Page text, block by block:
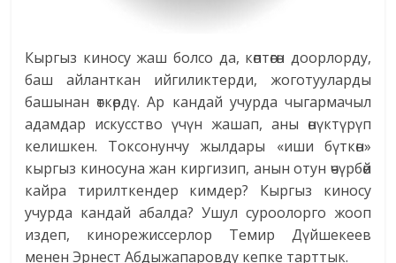
Кыргыз киносу жаш болсо да, көптөгөн доорлорду,
баш айланткан ийгиликтерди, жо­готууларды
башынан өткөрдү. Ар кандай учурда чыгармачыл
адамдар искусство үчүн жашап, аны өнүктүрүп
келишкен. Токсонунчу жылдары «иши бүткөн»
кыргыз киносуна жан киргизип, анын отун өчүрбөй
кайра тирилткендер кимдер? Кыргыз киносу
учурда кандай абалда? Ушул суроолорго жооп
издеп, кинорежиссерлор Темир Дүйшекеев
менен Эрнест Абдыжапаровду кепке тарттык.